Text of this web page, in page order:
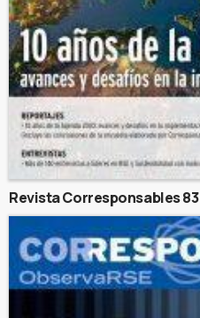
Revista Corresponsables 83